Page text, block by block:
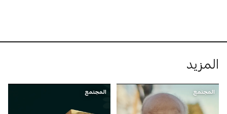
المزيد
المجتمع المجتمع